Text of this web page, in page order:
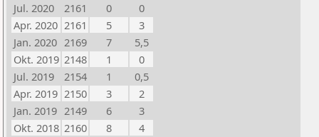
Jul. 2020
2161 0
0
Apr. 2020 2161 5
3
Jan. 2020 2169 7
5,5
Okt. 2019 2148 1
0
Jul. 2019
2154 1
0,5
Apr. 2019 2150 3
2
Jan. 2019 2149 6
3
Okt. 2018 2160 8
4